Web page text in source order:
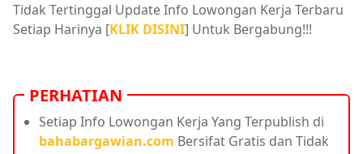
Tidak Tertinggal Update Info Lowongan Kerja Terbaru
Setiap Harinya [KLIK DISINI] Untuk Bergabung!!!
PERHATIAN
Setiap Info Lowongan Kerja Yang Terpublish di
bahabargawian.com Bersifat Gratis dan Tidak